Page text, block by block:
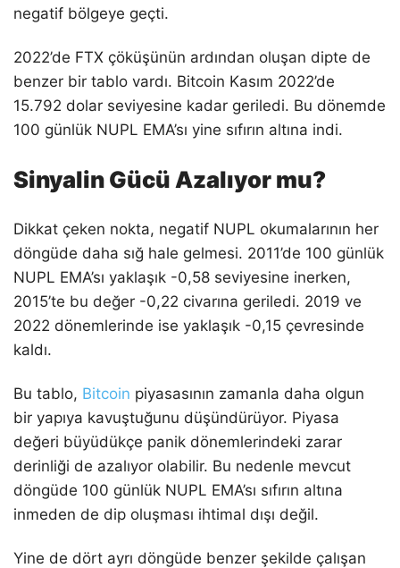
negatif bölgeye geçti.
2022’de FTX çöküşünün ardından oluşan dipte de
benzer bir tablo vardı. Bitcoin Kasım 2022’de
15.792 dolar seviyesine kadar geriledi. Bu dönemde
100 günlük NUPL EMA’sı yine sıfırın altına indi.
Sinyalin Gücü Azalıyor mu?
Dikkat çeken nokta, negatif NUPL okumalarının her
döngüde daha sığ hale gelmesi. 2011’de 100 günlük
NUPL EMA’sı yaklaşık -0,58 seviyesine inerken,
2015’te bu değer -0,22 civarına geriledi. 2019 ve
2022 dönemlerinde ise yaklaşık -0,15 çevresinde
kaldı.
Bu tablo, Bitcoin piyasasının zamanla daha olgun
bir yapıya kavuştuğunu düşündürüyor. Piyasa
değeri büyüdükçe panik dönemlerindeki zarar
derinliği de azalıyor olabilir. Bu nedenle mevcut
döngüde 100 günlük NUPL EMA’sı sıfırın altına
inmeden de dip oluşması ihtimal dışı değil.
Yine de dört ayrı döngüde benzer şekilde çalışan